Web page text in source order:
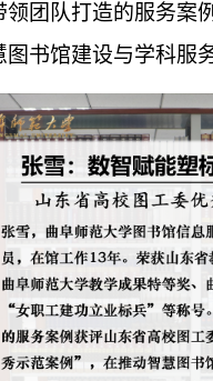
领团队打造的服务案
书馆建设与学科服